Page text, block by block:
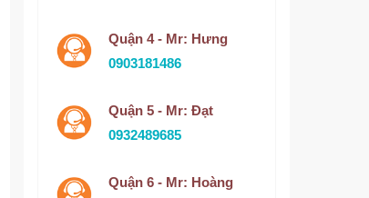
Quận 4 - Mr: Hưng
0903181486
Quận 5 - Mr: Đạt
0932489685
Quận 6 - Mr: Hoàng